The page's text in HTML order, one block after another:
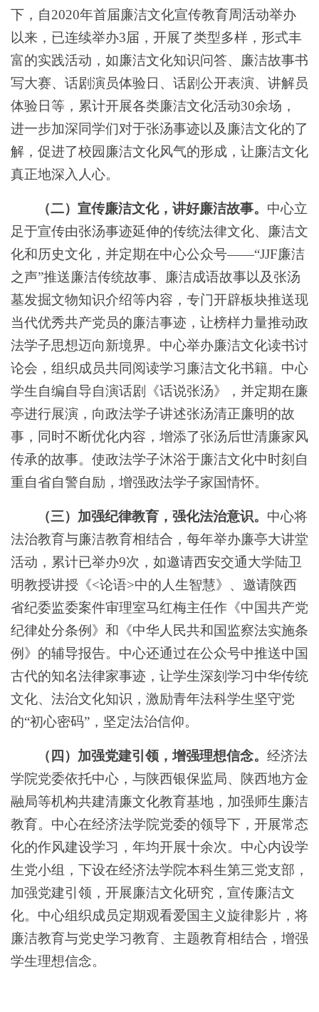
下，自2020年首届廉洁文化宣传教育周活动举办
以来，已连续举办3届，开展了类型多样，形式丰
富的实践活动，如廉洁文化知识问答、廉洁故事书
写大赛、话剧演员体验日、话剧公开表演、讲解员
体验日等，累计开展各类廉洁文化活动30余场，
进一步加深同学们对于张汤事迹以及廉洁文化的了
解，促进了校园廉洁文化风气的形成，让廉洁文化
真正地深入人心。
（二）宣传廉洁文化，讲好廉洁故事。 中心立
足于宣传由张汤事迹延伸的传统法律文化、廉洁文
化和历史文化，并定期在中心公众号——“JJF廉洁
之声”推送廉洁传统故事、廉洁成语故事以及张汤
墓发掘文物知识介绍等内容，专门开辟板块推送现
当代优秀共产党员的廉洁事迹，让榜样力量推动政
法学子思想迈向新境界。中心举办廉洁文化读书讨
论会，组织成员共同阅读学习廉洁文化书籍。中心
学生自编自导自演话剧《话说张汤》，并定期在廉
亭进行展演，向政法学子讲述张汤清正廉明的故
事，同时不断优化内容，增添了张汤后世清廉家风
传承的故事。使政法学子沐浴于廉洁文化中时刻自
重自省自警自励，增强政法学子家国情怀。
（三）加强纪律教育，强化法治意识。 中心将
法治教育与廉洁教育相结合，每年举办廉亭大讲堂
活动，累计已举办9次，如邀请西安交通大学陆卫
明教授讲授《<论语>中的人生智慧》、邀请陕西
省纪委监委案件审理室马红梅主任作《中国共产党
纪律处分条例》和《中华人民共和国监察法实施条
例》的辅导报告。中心还通过在公众号中推送中国
古代的知名法律家事迹，让学生深刻学习中华传统
文化、法治文化知识，激励青年法科学生坚守党
的“初心密码”，坚定法治信仰。
（四）加强党建引领，增强理想信念。 经济法
学院党委依托中心，与陕西银保监局、陕西地方金
融局等机构共建清廉文化教育基地，加强师生廉洁
教育。中心在经济法学院党委的领导下，开展常态
化的作风建设学习，年均开展十余次。中心内设学
生党小组，下设在经济法学院本科生第三党支部，
加强党建引领，开展廉洁文化研究，宣传廉洁文
化。中心组织成员定期观看爱国主义旋律影片，将
廉洁教育与党史学习教育、主题教育相结合，增强
学生理想信念。